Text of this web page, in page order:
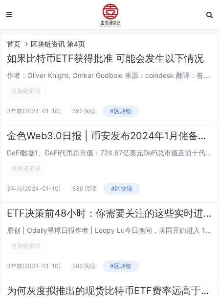
首页 区块链资讯 第4页
如果比特币ETF获得批准 可能会发生以下情况
作者：Oliver Knight, Omkar Godbole 来源：coindesk 翻译：善欧巴，金色财经在经历了 10 年的申请失败后，美国证券交易委员会 (SEC) 即将批准美国首只现货比特币 ETF。如果 SEC 批准现货比特币...
区块链资讯
3年前(2024-01-10) 592 阅读 #区块链
金色Web3.0日报 | 币安发布2024年1月储备金证明
DeFi数据1、DeFi代币总市值：724.67亿美元DeFi总市值及前十代币 数据来源：coingecko2、过去24小时去中心化交易所的交易量40.51亿美元过去24小时去中心化交易所的交易量 数据来源：coingecko3、DeFi中...
区块链资讯
3年前(2024-01-10) 630 阅读 #区块链
ETF决策前48小时：你需要关注的这些实时进展
原创 | Odaily星球日报作者 | Loopy Lu今日晚间，美国开始进入 1 月 8 日的工作时间段，比特币现货 ETF 再现多项重大进展。比特币快速小幅拉升重回 45000 美元上方，市场再现波动。目前，距离 ETF 取得最终结果...
区块链资讯
3年前(2024-01-10) 586 阅读 #区块链
为何灰度拟推出的现货比特币ETF费率远高于同行？